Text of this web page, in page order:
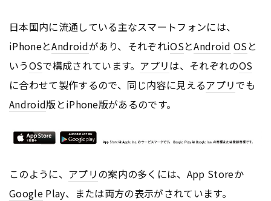
日本国内に流通している主なスマートフォンには、
iPhoneとAndroidがあり、それぞれiOSとAndroid OSと
いうOSで構成されています。 アプリは、それぞれのOS
に合わせて製作するので、同じ内容に見えるアプリでも
Android版とiPhone版があるのです。
このように、 アプリの案内の多くには、App Storeか
GooglePlay、または両方の表示がされています。